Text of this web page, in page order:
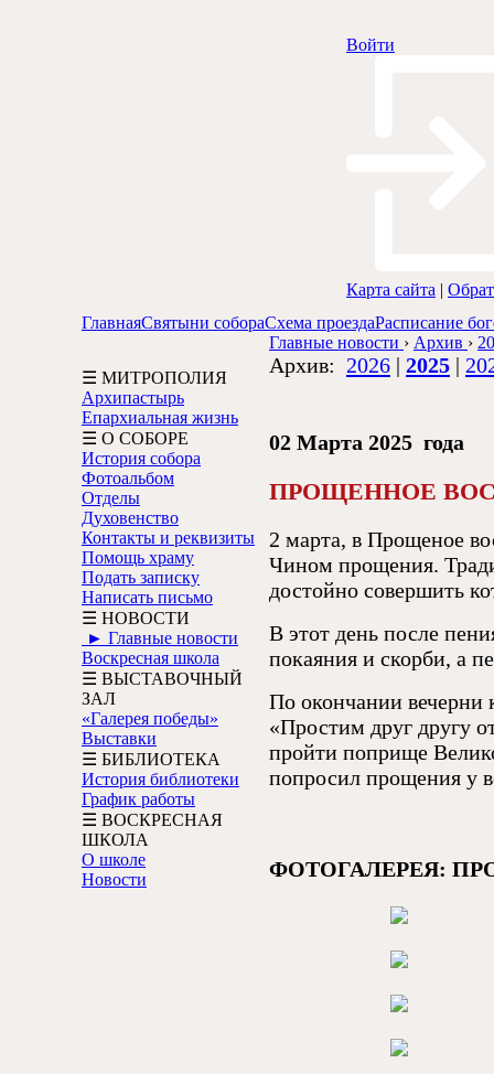
Войти
Карта сайта |
ГлавнаяСвятыни собораСхема проездаРасписание
☰ МИТРОПОЛИЯ
Архипастырь
Епархиальная жизнь
☰ О СОБОРЕ
История собора
Фотоальбом
Отделы
Духовенство
Контакты и реквизиты
Помощь храму
Подать записку
Написать письмо
☰ НОВОСТИ
► Главные новости
Воскресная школа
☰ ВЫСТАВОЧНЫЙ
ЗАЛ
«Галерея победы»
Выставки
☰ БИБЛИОТЕКА
История библиотеки
График работы
☰ ВОСКРЕСНАЯ
ШКОЛА
О школе
Новости
Главные новости › Архив ›
Архив: 2026 | 2025 |
02 Марта 2025 года
ПРОЩЕННОЕ
2 марта, в Прощеное
Чином прощения.
достойно совершить
В этот день после
покаяния и скорби, а
По окончании вечерни
«Простим друг другу
пройти поприще
попросил прощения у
ФОТОГАЛЕРЕЯ: